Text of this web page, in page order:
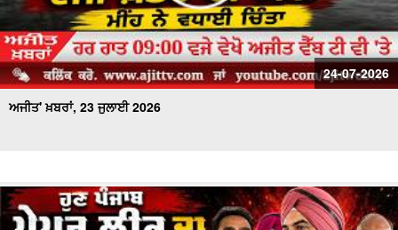
24-07-2026
ਅਜੀਤ' ਖ਼ਬਰਾਂ, 23 ਜੁਲਾਈ 2026